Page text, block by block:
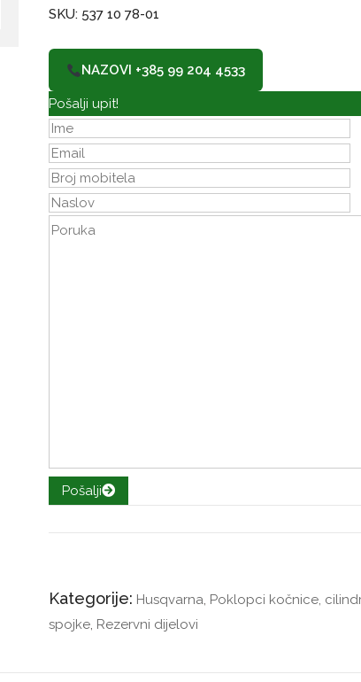
SKU: 537 10 78-01
NAZOVI +385 99 204 4533
Pošalji upit!
Pošalji
Kategorije: Husqvarna, Poklopci kočnice,
spojke, Rezervni dijelovi